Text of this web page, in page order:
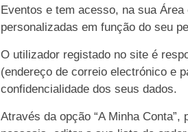
Eventos e tem acesso, na sua
personalizadas em função do seu
O utilizador registado no site é
(endereço de correio electrónico e
confidencialidade dos seus dados.
Através da opção “A Minha